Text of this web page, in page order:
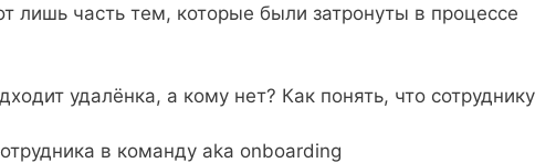
лишь часть тем, которые были затронуты в процессе
удалёнка, а кому нет? Как понять, что сотруднику
в команду aka onboarding